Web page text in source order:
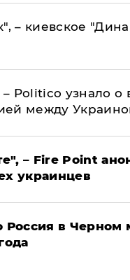
– киевское
Politico узнало о
между
– Fire Point
украинцев
Россия в Черном